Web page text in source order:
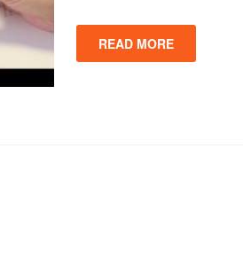
READ MORE